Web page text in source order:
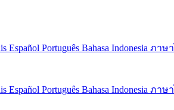
Español Português Bahasa Indonesia ภาษ
Español Português Bahasa Indonesia ภาษ